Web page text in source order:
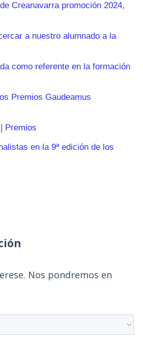
Creanavarra promoción 2024,
a nuestro alumnado a la
como referente en la formación
Premios Gaudeamus
Premios
en la 9ª edición de los